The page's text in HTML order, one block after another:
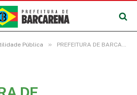
Pública » PREFEITURA DE BARCARENA ATENDE VERANISTAS COM VÁRIOS SERVIÇOS NA PRAIA DO CARIPI